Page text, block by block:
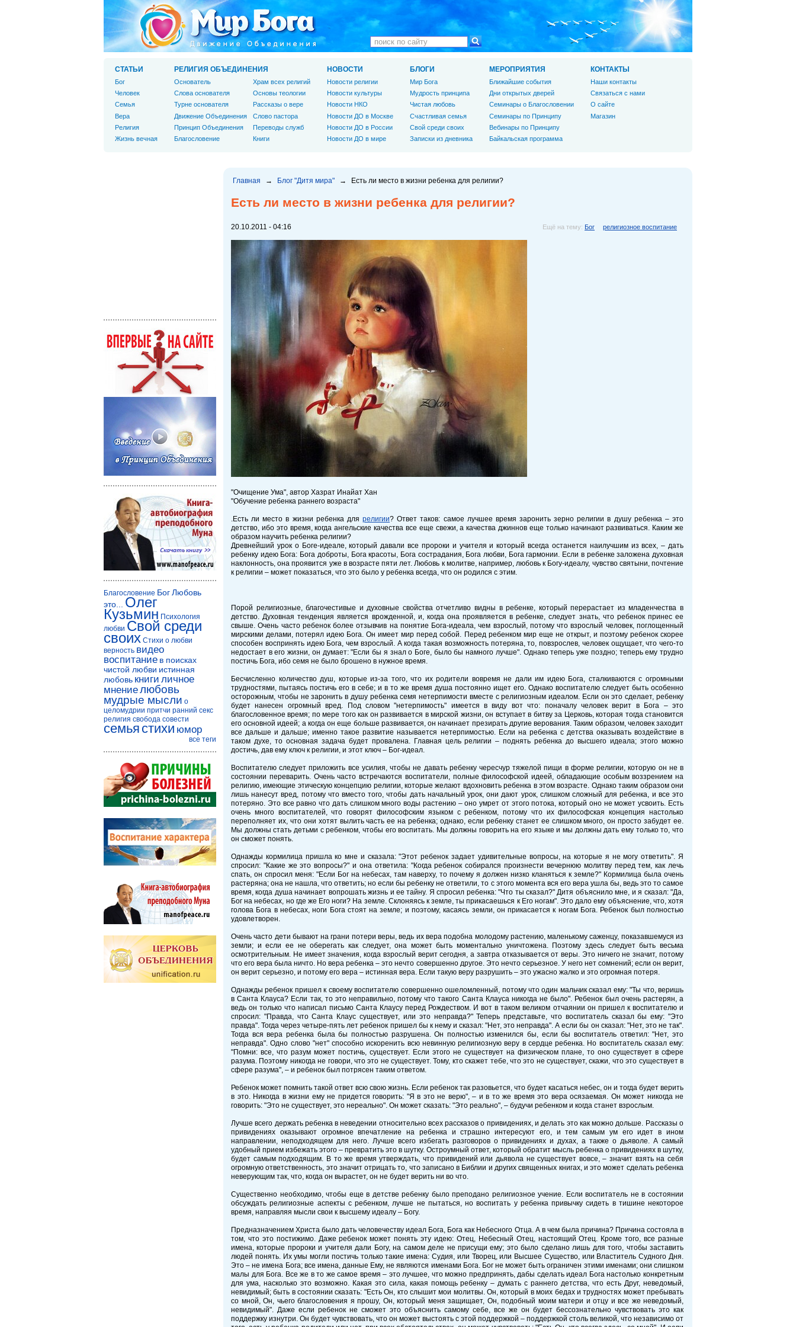
Главная → Блог "Дитя мира" → Есть ли место в жизни ребенка для религии?
Есть ли место в жизни ребенка для религии?
20.10.2011 - 04:16 Ещё на тему: Бог религиозное воспитание
"Очищение Ума", автор Хазрат Инайат Хан
"Обучение ребенка раннего возраста"
.Есть ли место в жизни ребенка длярелигии? Ответ таков: самое лучшее время заронить зерно религии в душу ребенка – это
детство, ибо это время, когда ангельские качества все еще свежи, а качества джиннов еще только начинают развиваться. Каким же
образом научить ребенка религии?
Древнейший урок о Боге-идеале, который давали все пророки и учителя и который всегда останется наилучшим из всех, – дать
ребенку идею Бога: Бога доброты, Бога красоты, Бога сострадания, Бога любви, Бога гармонии. Если в ребенке заложена духовная
наклонность, она проявится уже в возрасте пяти лет. Любовь к молитве, например, любовь к Богу-идеалу, чувство святыни, почтение
к религии – может показаться, что это было у ребенка всегда, что он родился с этим.
Порой религиозные, благочестивые и духовные свойства отчетливо видны в ребенке, который перерастает из младенчества в
детство. Духовная тенденция является врожденной, и, когда она проявляется в ребенке, следует знать, что ребенок принес ее
свыше. Очень часто ребенок более отзывчив на понятие Бога-идеала, чем взрослый, потому что взрослый человек, поглощенный
мирскими делами, потерял идею Бога. Он имеет мир перед собой. Перед ребенком мир еще не открыт, и поэтому ребенок скорее
способен воспринять идею Бога, чем взрослый. А когда такая возможность потеряна, то, повзрослев, человек ощущает, что чего-то
недостает в его жизни, он думает: "Если бы я знал о Боге, было бы намного лучше". Однако теперь уже поздно; теперь ему трудно
постичь Бога, ибо семя не было брошено в нужное время.
Бесчисленно количество душ, которые из-за того, что их родители вовремя не дали им идею Бога, сталкиваются с огромными
трудностями, пытаясь постичь его в себе; и в то же время душа постоянно ищет его. Однако воспитателю следует быть особенно
осторожным, чтобы не заронить в душу ребенка семя нетерпимости вместе с религиозным идеалом. Если он это сделает, ребенку
будет нанесен огромный вред. Под словом "нетерпимость" имеется в виду вот что: поначалу человек верит в Бога – это
благословенное время; по мере того как он развивается в мирской жизни, он вступает в битву за Церковь, которая тогда становится
его основной идеей; а когда он еще больше развивается, он начинает презирать другие верования. Таким образом, человек заходит
все дальше и дальше; именно такое развитие называется нетерпимостью. Если на ребенка с детства оказывать воздействие в
таком духе, то основная задача будет провалена. Главная цель религии – поднять ребенка до высшего идеала; этого можно
достичь, дав ему ключ к религии, и этот ключ – Бог-идеал.
Воспитателю следует приложить все усилия, чтобы не давать ребенку чересчур тяжелой пищи в форме религии, которую он не в
состоянии переварить. Очень часто встречаются воспитатели, полные философской идеей, обладающие особым воззрением на
религию, имеющие этическую концепцию религии, которые желают вдохновить ребенка в этом возрасте. Однако таким образом они
лишь нанесут вред, потому что вместо того, чтобы дать начальный урок, они дают урок, слишком сложный для ребенка, и все это
потеряно. Это все равно что дать слишком много воды растению – оно умрет от этого потока, который оно не может усвоить. Есть
очень много воспитателей, что говорят философским языком с ребенком, потому что их философская концепция настолько
переполняет их, что они хотят вылить часть ее на ребенка; однако, если ребенку станет ее слишком много, он просто забудет ее.
Мы должны стать детьми с ребенком, чтобы его воспитать. Мы должны говорить на его языке и мы должны дать ему только то, что
он сможет понять.
Однажды кормилица пришла ко мне и сказала: "Этот ребенок задает удивительные вопросы, на которые я не могу ответить". Я
спросил: "Какие же это вопросы?" и она ответила: "Когда ребенок собирался произнести вечернюю молитву перед тем, как лечь
спать, он спросил меня: "Если Бог на небесах, там наверху, то почему я должен низко кланяться к земле?" Кормилица была очень
растеряна; она не нашла, что ответить; но если бы ребенку не ответили, то с этого момента вся его вера ушла бы, ведь это то самое
время, когда душа начинает вопрошать жизнь и ее тайну. Я спросил ребенка: "Что ты сказал?" Дитя объяснило мне, и я сказал: "Да,
Бог на небесах, но где же Его ноги? На земле. Склоняясь к земле, ты прикасаешься к Его ногам". Это дало ему объяснение, что, хотя
голова Бога в небесах, ноги Бога стоят на земле; и поэтому, касаясь земли, он прикасается к ногам Бога. Ребенок был полностью
удовлетворен.
Очень часто дети бывают на грани потери веры, ведь их вера подобна молодому растению, маленькому саженцу, показавшемуся из
земли; и если ее не оберегать как следует, она может быть моментально уничтожена. Поэтому здесь следует быть весьма
осмотрительным. Не имеет значения, когда взрослый верит сегодня, а завтра отказывается от веры. Это ничего не значит, потому
что его вера была ничто. Но вера ребенка – это нечто совершенно другое. Это нечто серьезное. У него нет сомнений; если он верит,
он верит серьезно, и потому его вера – истинная вера. Если такую веру разрушить – это ужасно жалко и это огромная потеря.
Однажды ребенок пришел к своему воспитателю совершенно ошеломленный, потому что один мальчик сказал ему: "Ты что, веришь
в Санта Клауса? Если так, то это неправильно, потому что такого Санта Клауса никогда не было". Ребенок был очень растерян, а
ведь он только что написал письмо Санта Клаусу перед Рождеством. И вот в таком великом отчаянии он пришел к воспитателю и
спросил: "Правда, что Санта Клаус существует, или это неправда?" Теперь представьте, что воспитатель сказал бы ему: "Это
правда". Тогда через четыре-пять лет ребенок пришел бы к нему и сказал: "Нет, это неправда". А если бы он сказал: "Нет, это не так".
Тогда вся вера ребенка была бы полностью разрушена. Он полностью изменился бы, если бы воспитатель ответил: "Нет, это
неправда". Одно слово "нет" способно искоренить всю невинную религиозную веру в сердце ребенка. Но воспитатель сказал ему:
"Помни: все, что разум может постичь, существует. Если этого не существует на физическом плане, то оно существует в сфере
разума. Поэтому никогда не говори, что это не существует. Тому, кто скажет тебе, что это не существует, скажи, что это существует в
сфере разума", – и ребенок был потрясен таким ответом.
Ребенок может помнить такой ответ всю свою жизнь. Если ребенок так разовьется, что будет касаться небес, он и тогда будет верить
в это. Никогда в жизни ему не придется говорить: "Я в это не верю", – и в то же время это вера осязаемая. Он может никогда не
говорить: "Это не существует, это нереально". Он может сказать: "Это реально", – будучи ребенком и когда станет взрослым.
Лучше всего держать ребенка в неведении относительно всех рассказов о привидениях, и делать это как можно дольше. Рассказы о
привидениях оказывают огромное впечатление на ребенка и страшно интересуют его, и тем самым ум его идет в ином
направлении, неподходящем для него. Лучше всего избегать разговоров о привидениях и духах, а также о дьяволе. А самый
удобный прием избежать этого – превратить это в шутку. Остроумный ответ, который обратит мысль ребенка о привидениях в шутку,
будет самым подходящим. В то же время утверждать, что привидений или дьявола не существует вовсе, – значит взять на себя
огромную ответственность, это значит отрицать то, что записано в Библии и других священных книгах, и это может сделать ребенка
неверующим так, что, когда он вырастет, он не будет верить ни во что.
Существенно необходимо, чтобы еще в детстве ребенку было преподано религиозное учение. Если воспитатель не в состоянии
обсуждать религиозные аспекты с ребенком, лучше не пытаться, но воспитать у ребенка привычку сидеть в тишине некоторое
время, направляя мысли свои к высшему идеалу – Богу.
Предназначением Христа было дать человечеству идеал Бога, Бога как Небесного Отца. А в чем была причина? Причина состояла в
том, что это постижимо. Даже ребенок может понять эту идею: Отец, Небесный Отец, настоящий Отец. Кроме того, все разные
имена, которые пророки и учителя дали Богу, на самом деле не присущи ему; это было сделано лишь для того, чтобы заставить
людей понять. Их умы могли постичь только такие имена: Судия, или Творец, или Высшее Существо, или Властитель Судного Дня.
Это – не имена Бога; все имена, данные Ему, не являются именами Бога. Бог не может быть ограничен этими именами; они слишком
малы для Бога. Все же в то же самое время – это лучшее, что можно предпринять, дабы сделать идеал Бога настолько конкретным
для ума, насколько это возможно. Какая это сила, какая помощь ребенку – думать с раннего детства, что есть Друг, неведомый,
невидимый; быть в состоянии сказать: "Есть Он, кто слышит мои молитвы. Он, который в моих бедах и трудностях может пребывать
со мной, Он, чьего благословения я прошу, Он, который меня защищает, Он, подобный моим матери и отцу и все же неведомый,
невидимый". Даже если ребенок не сможет это объяснить самому себе, все же он будет бессознательно чувствовать это как
поддержку изнутри. Он будет чувствовать, что он может выстоять с этой поддержкой – поддержкой столь великой, что независимо от
СТАТЬИ
Бог
Человек
Cемья
Вера
Религия
Жизнь вечная
РЕЛИГИЯ ОБЪЕДИНЕНИЯ
Основатель
Слова основателя
Турне основателя
Движение Объединения
Принцип Объединения
Благословение
Храм всех религий
Основы теологии
Рассказы о вере
Слово пастора
Переводы служб
Книги
НОВОСТИ
Новости религии
Новости культуры
Новости НКО
Новости ДО в Москве
Новости ДО в России
Новости ДО в мире
БЛОГИ
Мир Бога
Мудрость принципа
Чистая любовь
Счастливая семья
Свой среди своих
Записки из дневника
МЕРОПРИЯТИЯ
Ближайшие события
Дни открытых дверей
Семинары о Благословении
Семинары по Принципу
Вебинары по Принципу
Байкальская программа
КОНТАКТЫ
Наши контакты
Связаться с нами
О сайте
Магазин
Благословение БогЛюбовь
это...
Олег
Кузьмин Психология
любви Свой среди
своих Стихи о любви
верность видео
воспитание в поисках
чистой любви истинная
любовь книги личное
мнениелюбовь
мудрые мысли о
целомудрии притчи ранний секс
религия свобода совести
семья стихи юмор
все теги